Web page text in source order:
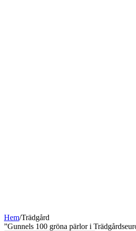
Hem/Trädgård
”Gunnels 100 gröna pärlor i